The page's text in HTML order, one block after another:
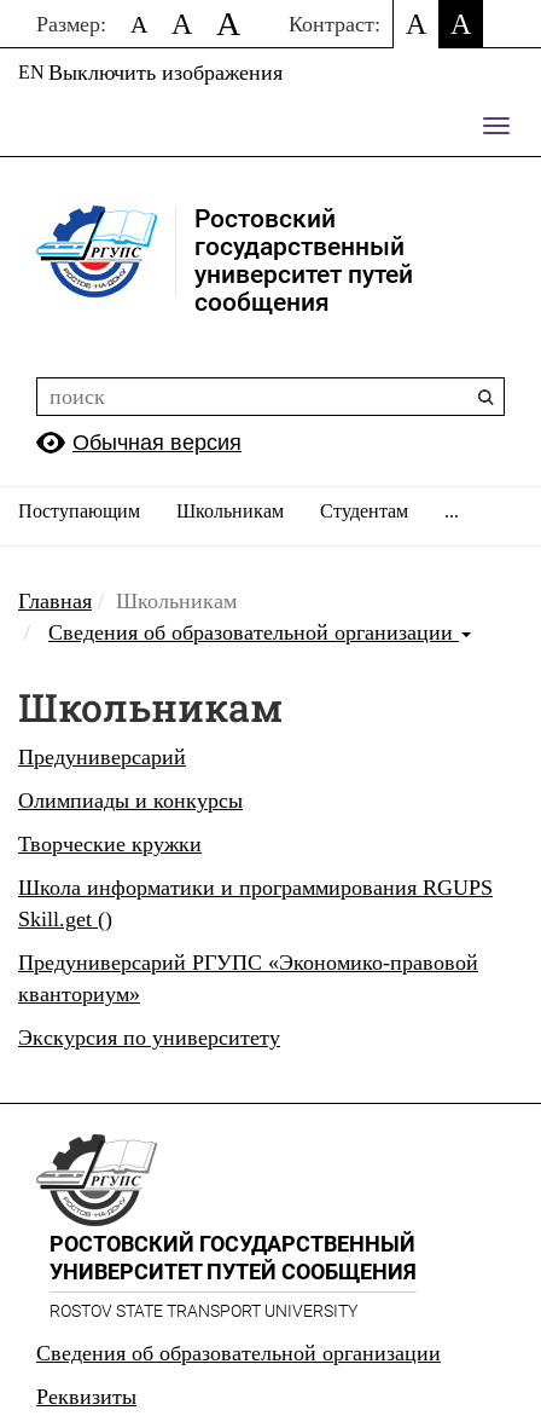
Размер: A A A Контраст: A A
Выключить изображения
EN
Ростовский
государственный
университет путей
сообщения
Обычная версия
Поступающим Школьникам Студентам ...
Главная
Школьникам
Сведения об образовательной организации
Школьникам
Предуниверсарий
Олимпиады и конкурсы
Творческие кружки
Школа информатики и программирования RGUPS
Skill.get ()
Предуниверсарий РГУПС «Экономико-правовой
кванториум»
Экскурсия по университету
РОСТОВСКИЙ ГОСУДАРСТВЕННЫЙ
УНИВЕРСИТЕТ ПУТЕЙ СООБЩЕНИЯ
ROSTOV STATE TRANSPORT UNIVERSITY
Сведения об образовательной организации
Реквизиты